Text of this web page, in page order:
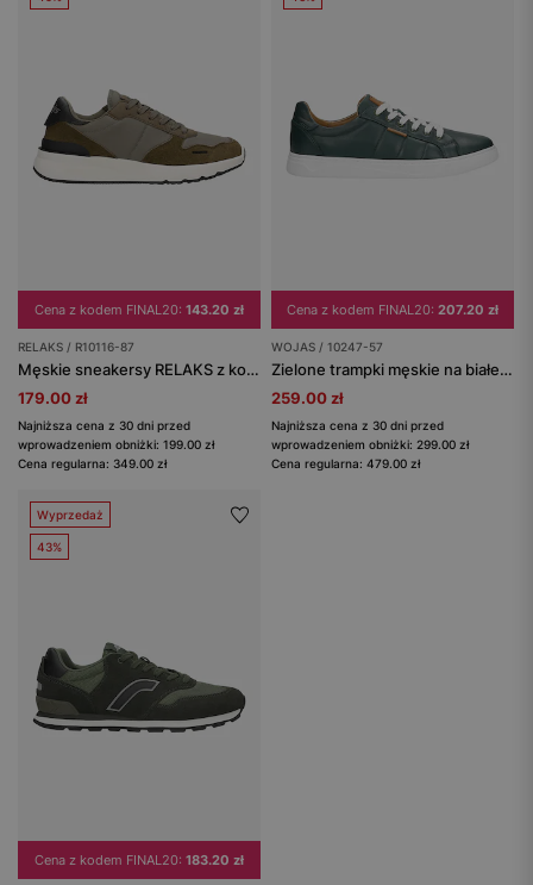
Cena z kodem FINAL20: 143.20 zł
RELAKS / R10116-87
Męskie sneakersy RELAKS z kontrastową podeszwą i wstawkami z dwoiny welurowej
179.00 zł
Najniższa cena z 30 dni przed
wprowadzeniem obniżki: 199.00 zł
Cena regularna: 349.00 zł
Cena z kodem FINAL20: 207.20 zł
WOJAS / 10247-57
Zielone trampki męskie na białej podeszwie
259.00 zł
Najniższa cena z 30 dni przed
wprowadzeniem obniżki: 299.00 zł
Cena regularna: 479.00 zł
Wyprzedaż
43%
Cena z kodem FINAL20: 183.20 zł